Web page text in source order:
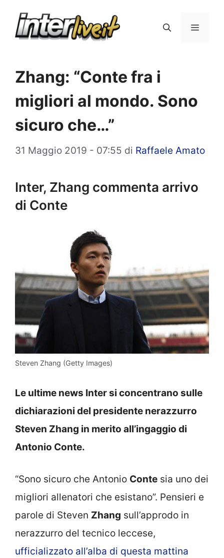
Menu
Zhang: “Conte fra i
migliori al mondo. Sono
sicuro che…”
31 Maggio 2019 - 07:55 di Raffaele Amato
Inter, Zhang commenta arrivo
di Conte
Steven Zhang (Getty Images)
Le ultime news Inter si concentrano sulle
dichiarazioni del presidente nerazzurro
Steven Zhang in merito all’ingaggio di
Antonio Conte.
“Sono sicuro che Antonio Conte sia uno dei
migliori allenatori che esistano”. Pensieri e
parole di Steven Zhang sull’approdo in
nerazzurro del tecnico leccese,
ufficializzato all’alba di questa mattina